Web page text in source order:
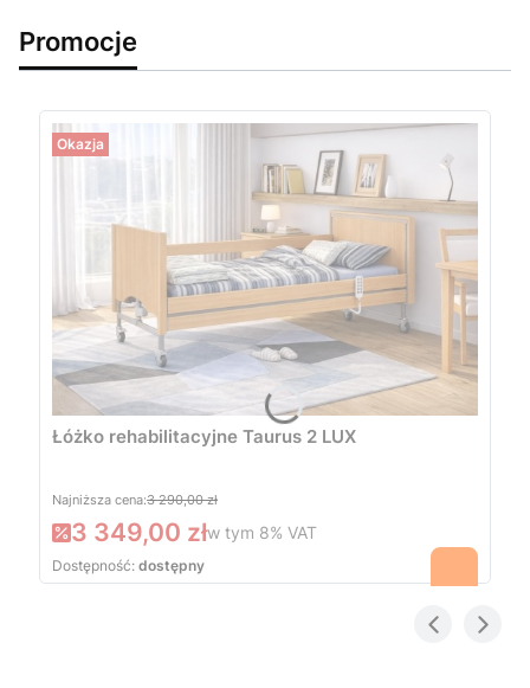
Promocje
Okazja
Łóżko rehabilitacyjne Taurus 2 LUX
3 349,00 złw tym 8% VAT
Najniższa cena:3 290,00 zł
Dostępność: dostępny